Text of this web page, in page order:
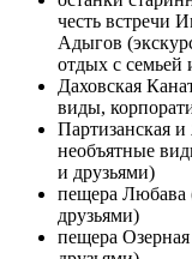
честь встречи
Адыгов
отдых с семьей
Даховская
виды,
Партизанская и
необъятные
и друзьями)
пещера Любава
друзьями)
пещера